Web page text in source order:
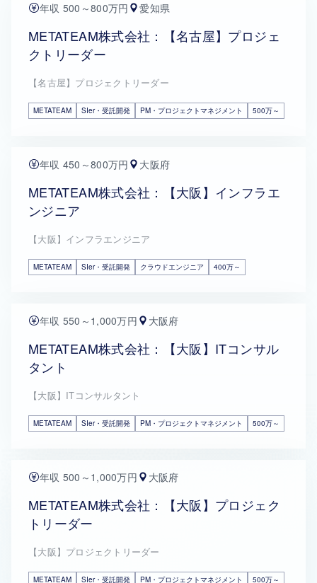
年収 500～800万円 愛知県
METATEAM株式会社：【名古屋】プロジェ
クトリーダー
【名古屋】プロジェクトリーダー
METATEAM SIer・受託開発 PM・プロジェクトマネジメント 500万～
年収 450～800万円 大阪府
METATEAM株式会社：【大阪】インフラエ
ンジニア
【大阪】インフラエンジニア
METATEAM SIer・受託開発 クラウドエンジニア 400万～
年収 550～1,000万円 大阪府
METATEAM株式会社：【大阪】ITコンサル
タント
【大阪】ITコンサルタント
METATEAM SIer・受託開発 PM・プロジェクトマネジメント 500万～
年収 500～1,000万円 大阪府
METATEAM株式会社：【大阪】プロジェク
トリーダー
【大阪】プロジェクトリーダー
METATEAM SIer・受託開発 PM・プロジェクトマネジメント 500万～